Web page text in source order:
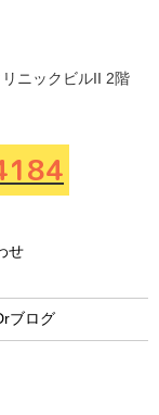
ニックビルII 2階
せ
ブログ